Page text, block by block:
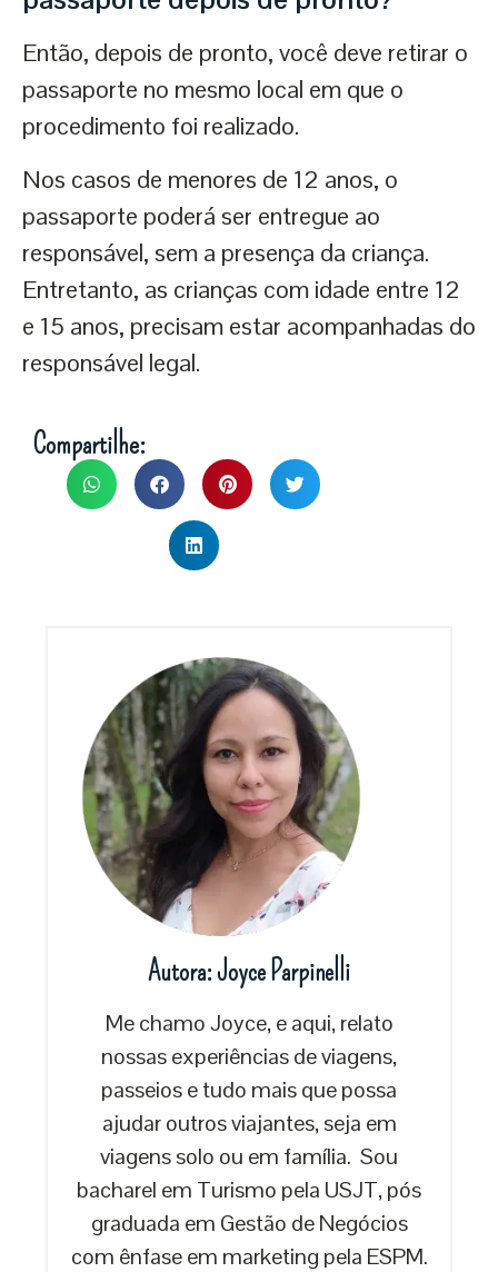
Então, depois de pronto, você deve retirar o
passaporte no mesmo local em que o
procedimento foi realizado.
Nos casos de menores de 12 anos, o
passaporte poderá ser entregue ao
responsável, sem a presença da criança.
Entretanto, as crianças com idade entre 12
e 15 anos, precisam estar acompanhadas do
responsável legal.
Compartilhe:
Autora: Joyce Parpinelli
Me chamo Joyce, e aqui, relato
nossas experiências de viagens,
passeios e tudo mais que possa
ajudar outros viajantes, seja em
viagens solo ou em família. Sou
bacharel em Turismo pela USJT, pós
graduada em Gestão de Negócios
com ênfase em marketing pela ESPM.